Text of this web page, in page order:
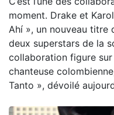
moment. Drake et
Ahí », un nouveau titre
deux superstars de la
collaboration figure
chanteuse
Tanto », dévoilé